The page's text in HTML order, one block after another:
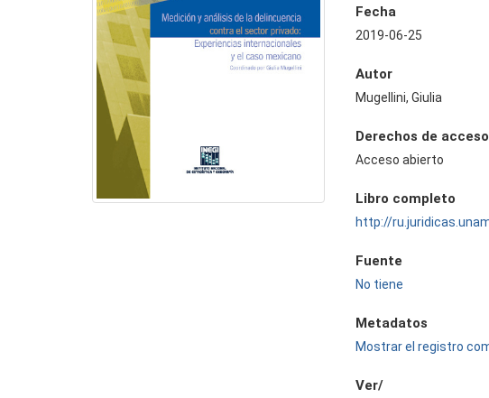
Fecha
2019-06-25
Autor
Mugellini, Giulia
Derechos de acceso
Acceso abierto
Libro completo
http://
Fuente
No tiene
Metadatos
Mostrar el registro
Ver/